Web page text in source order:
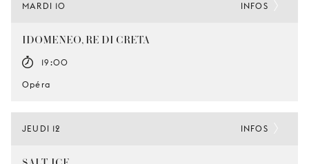
MARDI 10
IDOMENEO, RE DI CRETA
19:00
Opéra
INFOS
JEUDI 12 INFOS